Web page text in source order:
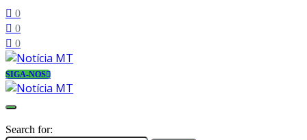
0
0
0
SIGA-NOS
Search for: